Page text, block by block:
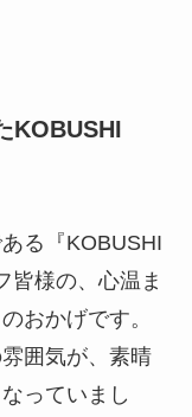
KOBUSHI
る『KOBUSHI
皆様の、心温ま
おかげです。
囲気が、素晴
っていまし